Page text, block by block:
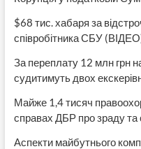
$68 тис. хабаря за
співробітника СБУ
За переплату 12 млн грн
судитимуть двох
Майже 1,4 тисяч
справах ДБР про зраду та
Аспекти майбутнього